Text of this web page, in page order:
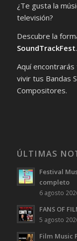
¿Te gusta la
televisión?
Descubre la
SoundTrackFest.
Aquí
vivir tus Bandas
Compositores.
ÚLTIMAS
Festival
completo
6 agosto
FANS OF
5 agosto
Film Music